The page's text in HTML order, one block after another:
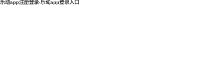
乐动app注册登录-乐动app登录入口